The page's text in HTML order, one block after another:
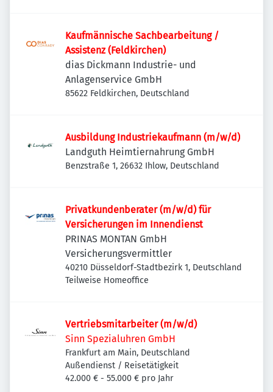
Kaufmännische Sachbearbeitung /
Assistenz (Feldkirchen)
dias Dickmann Industrie- und
Anlagenservice GmbH
85622 Feldkirchen, Deutschland
Ausbildung Industriekaufmann (m/w/d)
Landguth Heimtiernahrung GmbH
Benzstraße 1, 26632 Ihlow, Deutschland
Privatkundenberater (m/w/d) für
Versicherungen im Innendienst
PRINAS MONTAN GmbH
Versicherungsvermittler
40210 Düsseldorf-Stadtbezirk 1, Deutschland
Teilweise Homeoffice
Vertriebsmitarbeiter (m/w/d)
Sinn Spezialuhren GmbH
Frankfurt am Main, Deutschland
Außendienst / Reisetätigkeit
42.000 € - 55.000 € pro Jahr